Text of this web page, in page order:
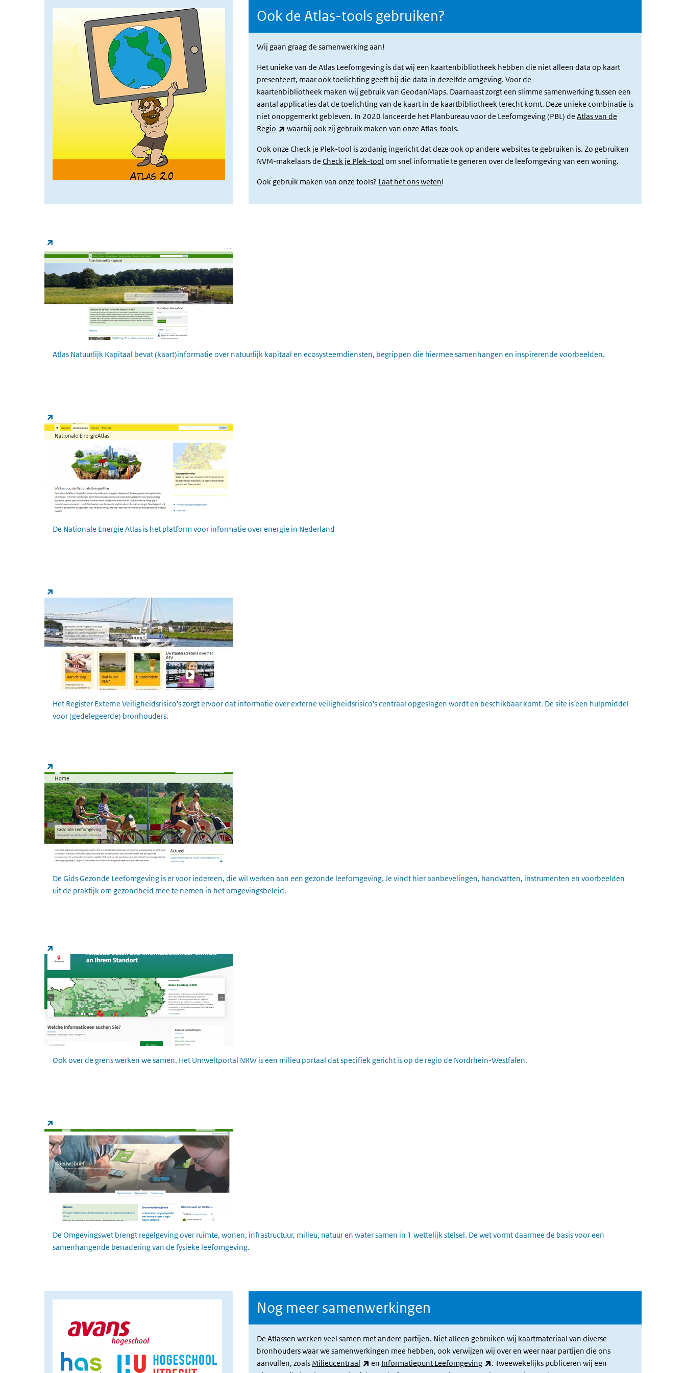
afbeelding Ook de Atlas-tools gebruiken?
Wij gaan graag de samenwerking aan!
Het unieke van de Atlas Leefomgeving is dat wij een kaartenbibliotheek hebben die niet alleen data op kaart
presenteert, maar ook toelichting geeft bij die data in dezelfde omgeving. Voor de
kaartenbibliotheek maken wij gebruik van GeodanMaps. Daarnaast zorgt een slimme samenwerking tussen een
aantal applicaties dat de toelichting van de kaart in de kaartbibliotheek terecht komt. Deze unieke combinatie is
niet onopgemerkt gebleven. In 2020 lanceerde het Planbureau voor de Leefomgeving (PBL) de Atlas van de
Regio
(link is external)
waarbij ook zij gebruik maken van onze Atlas-tools.
Ook onze Check je Plek-tool is zodanig ingericht dat deze ook op andere websites te gebruiken is. Zo gebruiken
NVM-makelaars de Check je Plek-tool om snel informatie te generen over de leefomgeving van een woning.
Ook gebruik maken van onze tools? Laat het ons weten!
Atlas Natuurlijk Kapitaal
(link is external)
Atlas Natuurlijk Kapitaal bevat (kaart)informatie over natuurlijk kapitaal en ecosysteemdiensten, begrippen die hiermee samenhangen en inspirerende voorbeelden.
Nationale Energie Atlas
(link is external)
De Nationale Energie Atlas is het platform voor informatie over energie in Nederland
Register Externe Veiligheid
(link is external)
Het Register Externe Veiligheidsrisico's zorgt ervoor dat informatie over externe veiligheidsrisico's centraal opgeslagen wordt en beschikbaar komt. De site is een hulpmiddel
voor (gedelegeerde) bronhouders.
Gezonde Leefomgeving
(link is external)
De Gids Gezonde Leefomgeving is er voor iedereen, die wil werken aan een gezonde leefomgeving. Je vindt hier aanbevelingen, handvatten, instrumenten en voorbeelden
uit de praktijk om gezondheid mee te nemen in het omgevingsbeleid.
Umweltportal NRW
(link is external)
Ook over de grens werken we samen. Het Umweltportal NRW is een milieu portaal dat specifiek gericht is op de regio de Nordrhein-Westfalen.
Omgevingswet
(link is external)
De Omgevingswet brengt regelgeving over ruimte, wonen, infrastructuur, milieu, natuur en water samen in 1 wettelijk stelsel. De wet vormt daarmee de basis voor een
samenhangende benadering van de fysieke leefomgeving.
Nog meer samenwerkingen
De Atlassen werken veel samen met andere partijen. Niet alleen gebruiken wij kaartmateriaal van diverse
bronhouders waar we samenwerkingen mee hebben, ook verwijzen wij over en weer naar partijen die ons
aanvullen, zoals Milieucentraal (link is external)
en Informatiepunt Leefomgeving (link is external)
. Tweewekelijks publiceren wij een